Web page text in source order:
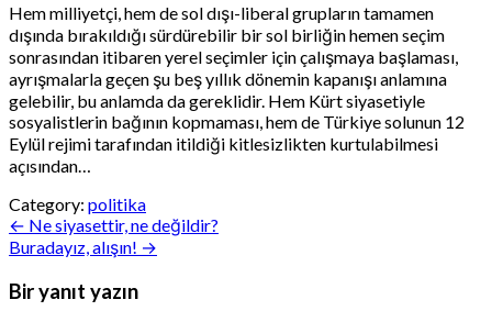
Hem milliyetçi, hem de sol dışı-liberal grupların tamamen
dışında bırakıldığı sürdürebilir bir sol birliğin hemen seçim
sonrasından itibaren yerel seçimler için çalışmaya başlaması,
ayrışmalarla geçen şu beş yıllık dönemin kapanışı anlamına
gelebilir, bu anlamda da gereklidir. Hem Kürt siyasetiyle
sosyalistlerin bağının kopmaması, hem de Türkiye solunun 12
Eylül rejimi tarafından itildiği kitlesizlikten kurtulabilmesi
açısından…
Category: politika
Yazı
gezinmesi
← Ne siyasettir, ne değildir?
Buradayız, alışın! →
Bir yanıt yazın